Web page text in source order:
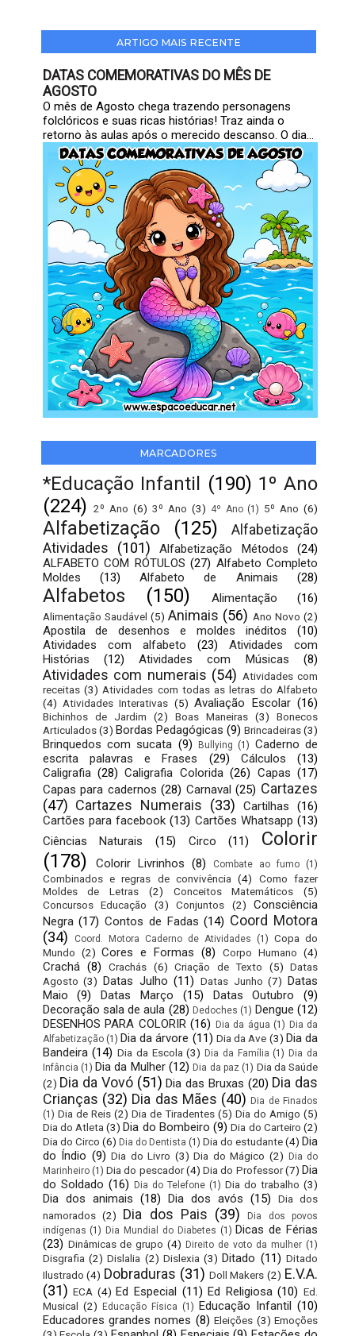
ARTIGO MAIS RECENTE
DATAS COMEMORATIVAS DO MÊS DE
AGOSTO
O mês de Agosto chega trazendo personagens
folclóricos e suas ricas histórias! Traz ainda o
retorno às aulas após o merecido descanso. O dia...
MARCADORES
*Educação Infantil (190) 1º Ano
(224) 2º Ano (6) 3º Ano (3) 4º Ano (1) 5º Ano (6)
Alfabetização (125)
Alfabetização
Atividades
(101) Alfabetização Métodos
(24)
ALFABETO COM RÓTULOS (27) Alfabeto Completo
Moldes
(13) Alfabeto de Animais (28)
Alfabetos (150) Alimentação (16)
Alimentação Saudável (5) Animais (56) Ano Novo (2)
Apostila de desenhos e moldes inéditos
(10)
Atividades com alfabeto
(23)
Atividades com
Histórias
(12) Atividades com Músicas (8)
Atividades com numerais (54) Atividades com
receitas (3) Atividades com todas as letras do Alfabeto
(4) Atividades Interativas (5) Avaliação Escolar (16)
Bichinhos de Jardim (2) Boas Maneiras (3)
Bonecos
Articulados (3) Bordas Pedagógicas (9) Brincadeiras(3)
Brinquedos com sucata (9) Bullying (1) Caderno de
escrita palavras e Frases
(29) Cálculos
(13)
Caligrafia (28) Caligrafia Colorida (26) Capas (17)
Capas para cadernos (28) Carnaval (25) Cartazes
(47) Cartazes Numerais (33) Cartilhas
(16)
Cartões para facebook (13) Cartões Whatsapp (13)
Ciências Naturais
(15) Circo (11)
Colorir
(178)
Colorir Livrinhos (8) Combate ao fumo (1)
Combinados e regras de convivência (4)
Como fazer
Moldes de Letras
(2) Conceitos Matemáticos
(5)
Concursos Educação
(3) Conjuntos (2)
Consciência
Negra (17) Contos de Fadas (14) Coord Motora
(34)
Coord. Motora Caderno de Atividades (1) Copa do
Mundo (2) Cores e Formas (8) Corpo Humano (4)
Crachá (8) Crachás (6) Criação de Texto (5) Datas
Agosto (3) Datas Julho (11) Datas Junho (7) Datas
Maio
(9) Datas Março (15) Datas Outubro
(9)
Decoração sala de aula (28) Dedoches (1) Dengue (12)
DESENHOS PARA COLORIR (16) Dia da água (1) Dia da
Alfabetização (1) Dia da árvore (11) Dia da Ave (3) Dia da
Bandeira (14) Dia da Escola (3) Dia da Família (1) Dia da
Infância (1) Dia da Mulher (12) Dia da paz (1) Dia da Saúde
(2) Dia da Vovó (51) Dia das Bruxas (20) Dia das
Crianças (32) Dia das Mães (40) Dia de Finados
(1) Dia de Reis (2) Dia de Tiradentes (5) Dia do Amigo (5)
Dia do Atleta (3) Dia do Bombeiro (9) Dia do Carteiro (2)
Dia do Circo (6) Dia do Dentista (1) Dia do estudante(4) Dia
do Índio (9) Dia do Livro (3) Dia do Mágico (2) Dia do
Marinheiro (1) Dia do pescador (4) Dia do Professor (7) Dia
do Soldado (16) Dia do Telefone (1) Dia do trabalho (3)
Dia dos animais (18) Dia dos avós (15)
Dia dos
namorados (2) Dia dos Pais (39)
Dia dos povos
indígenas (1) Dia Mundial do Diabetes (1) Dicas de Férias
(23) Dinâmicas de grupo (4) Direito de voto da mulher (1)
Disgrafia (2) Dislalia (2) Dislexia (3) Ditado (11) Ditado
Ilustrado (4) Dobraduras (31) Doll Makers (2) E.V.A.
(31) ECA (4) Ed Especial (11) Ed Religiosa (10) Ed.
Musical (2) Educação Física (1) Educação Infantil (10)
Educadores grandes nomes (8) Eleições (3) Emoções